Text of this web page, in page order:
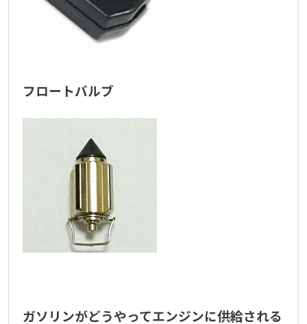
フロートバルブ
ガソリンがどうやってエンジンに供給される